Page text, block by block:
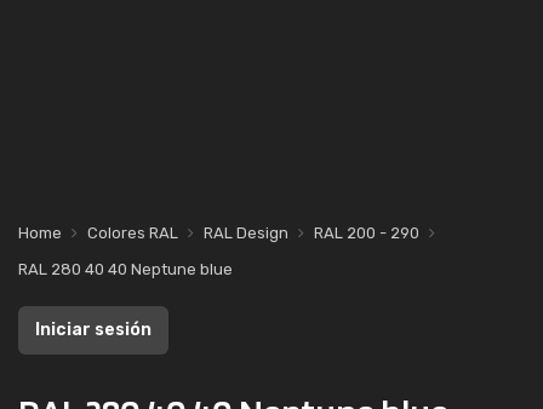
Home Colores RAL RAL Design
RAL 200 - 290
RAL 280 40 40 Neptune blue
Iniciar sesión